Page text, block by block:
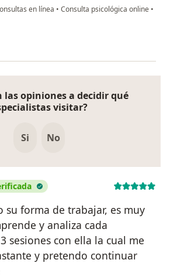
en línea • Consulta psicológica online •
las opiniones a decidir qué
visitar?
Si No
su forma de trabajar, es muy
y analiza cada
sesiones con ella la cual me
y pretendo continuar